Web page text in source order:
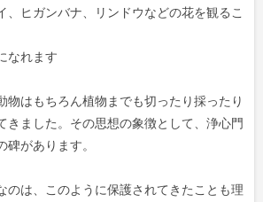
、ヒガンバナ、リンドウなどの花を観るこ
なれます
物はもちろん植物までも切ったり採ったり
きました。その思想の象徴として、浄心門
があります。
のは、このように保護されてきたことも理